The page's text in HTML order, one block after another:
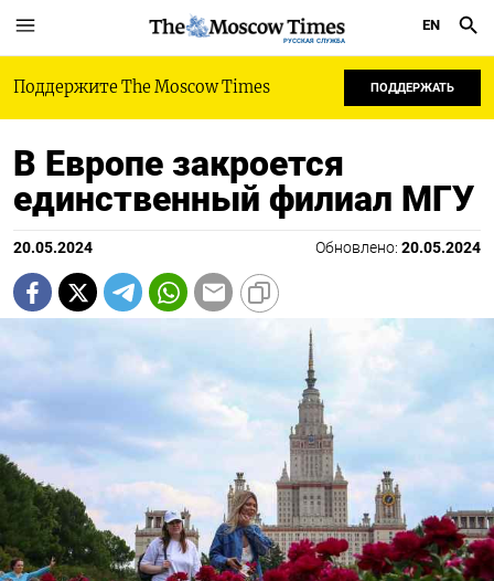
РУССКАЯ СЛУЖБА
EN
Поддержите The Moscow Times ПОДДЕРЖАТЬ
В Европе закроется
единственный филиал МГУ
20.05.2024 Обновлено: 20.05.2024